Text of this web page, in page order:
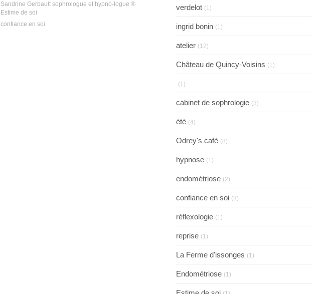
Sandrine Gerbault sophrologue et hypno-logue ®
Estime de soi
confiance en soi
verdelot (1)
ingrid bonin (1)
atelier (12)
Château de Quincy-Voisins (1)
(1)
cabinet de sophrologie (3)
été (4)
Odrey's café (8)
hypnose (1)
endométriose (2)
confiance en soi (3)
réflexologie (1)
reprise (1)
La Ferme d'issonges (1)
Endométriose (1)